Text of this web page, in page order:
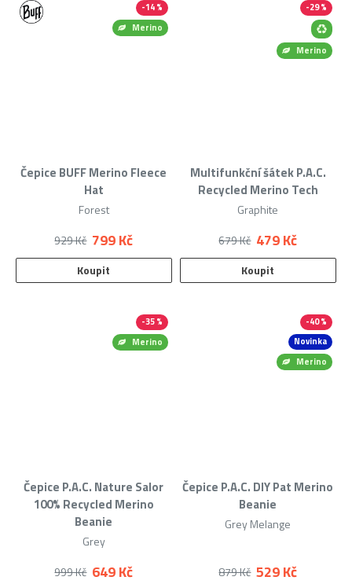
Merino
-14 %
Čepice BUFF Merino Fleece
Hat
Forest
799 Kč
929 Kč
Koupit
Merino
-29 %
Multifunkční šátek P.A.C.
Recycled Merino Tech
Graphite
479 Kč
679 Kč
Koupit
Merino
-35 %
Čepice P.A.C. Nature Salor
100% Recycled Merino
Beanie
Grey
649 Kč
999 Kč
Novinka
Merino
-40 %
Čepice P.A.C. DIY Pat Merino
Beanie
Grey Melange
529 Kč
879 Kč